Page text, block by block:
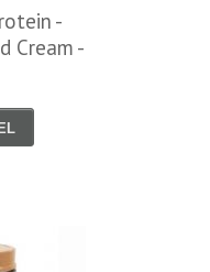
-
Cream -